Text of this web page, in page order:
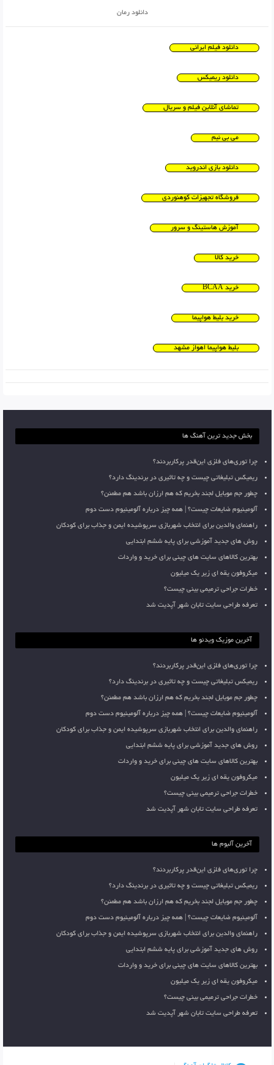
دانلود رمان
دانلود فیلم ایرانی
دانلود ریمیکس
تماشای آنلاین فیلم و سریال
می بی نیم
دانلود بازی اندروید
فروشگاه تجهیزات کوهنوردی
آموزش هاستینگ و سرور
خرید کالا
خرید BCAA
خرید بلیط هواپیما
بلیط هواپیما اهواز مشهد
بخش جدید ترین آهنگ ها
چرا توری‌های فلزی این‌قدر پرکاربردند؟
ریمیکس تبلیغاتی چیست و چه تاثیری در برندینگ دارد؟
چطور جم موبایل لجند بخریم که هم ارزان باشد هم مطمئن؟
آلومینیوم ضایعات چیست؟ | همه چیز درباره آلومینیوم دست دوم
راهنمای والدین برای انتخاب شهربازی سرپوشیده ایمن و جذاب برای کودکان
روش های جدید آموزشی برای پایه ششم ابتدایی
بهترین کالاهای سایت های چینی برای خرید و واردات
میکروفون یقه ای زیر یک میلیون
خطرات جراحی ترمیمی بینی چیست؟
تعرفه طراحی سایت تابان شهر آپدیت شد
آخرین موزیک ویدئو ها
چرا توری‌های فلزی این‌قدر پرکاربردند؟
ریمیکس تبلیغاتی چیست و چه تاثیری در برندینگ دارد؟
چطور جم موبایل لجند بخریم که هم ارزان باشد هم مطمئن؟
آلومینیوم ضایعات چیست؟ | همه چیز درباره آلومینیوم دست دوم
راهنمای والدین برای انتخاب شهربازی سرپوشیده ایمن و جذاب برای کودکان
روش های جدید آموزشی برای پایه ششم ابتدایی
بهترین کالاهای سایت های چینی برای خرید و واردات
میکروفون یقه ای زیر یک میلیون
خطرات جراحی ترمیمی بینی چیست؟
تعرفه طراحی سایت تابان شهر آپدیت شد
آخرین آلبوم ها
چرا توری‌های فلزی این‌قدر پرکاربردند؟
ریمیکس تبلیغاتی چیست و چه تاثیری در برندینگ دارد؟
چطور جم موبایل لجند بخریم که هم ارزان باشد هم مطمئن؟
آلومینیوم ضایعات چیست؟ | همه چیز درباره آلومینیوم دست دوم
راهنمای والدین برای انتخاب شهربازی سرپوشیده ایمن و جذاب برای کودکان
روش های جدید آموزشی برای پایه ششم ابتدایی
بهترین کالاهای سایت های چینی برای خرید و واردات
میکروفون یقه ای زیر یک میلیون
خطرات جراحی ترمیمی بینی چیست؟
تعرفه طراحی سایت تابان شهر آپدیت شد